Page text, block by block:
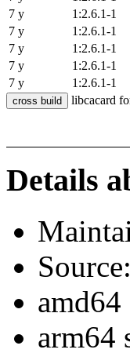
7 y
1:2.6.1-1
7 y
1:2.6.1-1
7 y
1:2.6.1-1
7 y
1:2.6.1-1
7 y
1:2.6.1-1
libcacard
Details
amd64
arm64